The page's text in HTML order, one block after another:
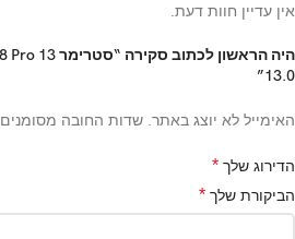
אין עדיין חוות דעת.
13.0”
האימייל לא יוצג באתר. שדות החובה מסומנים
הדירוג שלך *
הביקורת שלך *